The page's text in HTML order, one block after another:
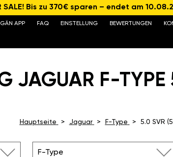
SALE! Bis zu 370€ sparen – endet am
GÄN APP FAQ EINSTELLUNG BEWERTUNGEN
JAGUAR F-TYPE
Hauptseite Jaguar F-Type 5.0 SVR
F-Type